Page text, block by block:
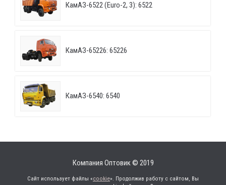
КамАЗ-6522 (Euro-2, 3): 6522
КамАЗ-65226: 65226
КамАЗ-6540: 6540
Компания Оптовик © 2019
Сайт использует файлы «cookie». Продолжив работу с сайтом, Вы